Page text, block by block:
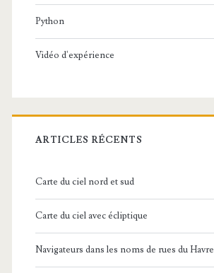
Python
Vidéo d'expérience
ARTICLES RÉCENTS
Carte du ciel nord et sud
Carte du ciel avec écliptique
Navigateurs dans les noms de rues du Havre